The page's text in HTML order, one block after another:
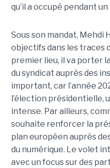
qu’il a occupé pendant un
Sous son mandat, Mehdi
objectifs dans les traces
premier lieu, il va porter
du syndicat auprès des
important, car l’année
l’élection présidentielle,
intense. Par ailleurs,
souhaite renforcer la
plan européen auprès
du numérique. Le volet
avec un focus sur des